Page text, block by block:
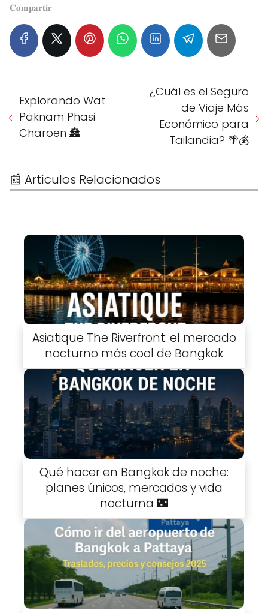
𝐂𝐨𝐦𝐩𝐚𝐫𝐭𝐢𝐫
Explorando Wat
Paknam Phasi
Charoen 🏯
¿Cuál es el Seguro
de Viaje Más
Económico para
Tailandia? 🌴💰
📰 Artículos Relacionados
Asiatique The Riverfront: el mercado
nocturno más cool de Bangkok
Qué hacer en Bangkok de noche:
planes únicos, mercados y vida
nocturna 🌃